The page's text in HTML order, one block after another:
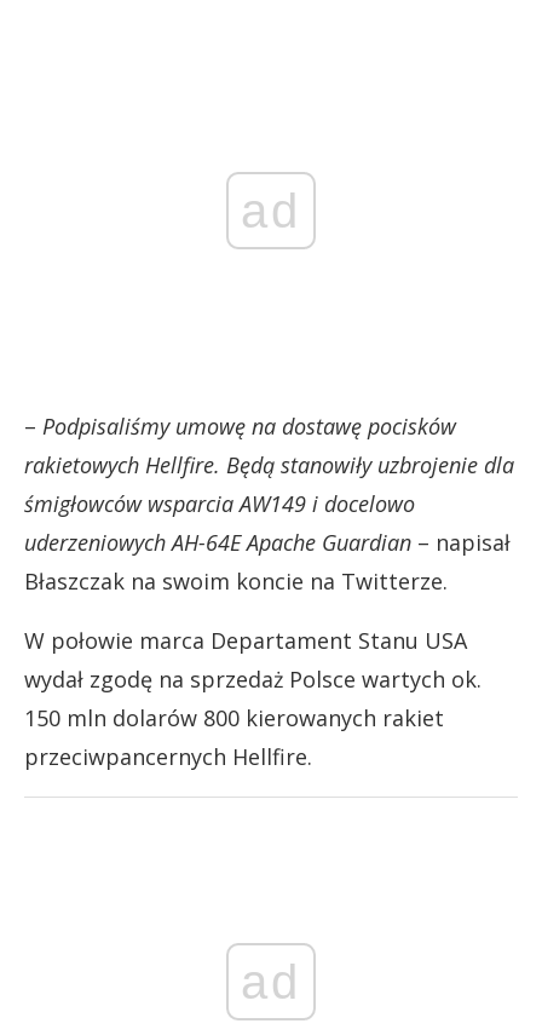
ad
– Podpisaliśmy umowę na dostawę pocisków
rakietowych Hellfire. Będą stanowiły uzbrojenie dla
śmigłowców wsparcia AW149 i docelowo
uderzeniowych AH-64E Apache Guardian – napisał
Błaszczak na swoim koncie na Twitterze.
W połowie marca Departament Stanu USA
wydał zgodę na sprzedaż Polsce wartych ok.
150 mln dolarów 800 kierowanych rakiet
przeciwpancernych Hellfire.
ad